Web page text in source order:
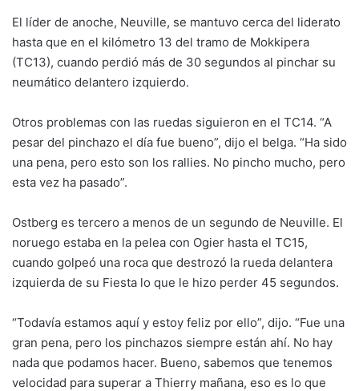
El líder de anoche, Neuville, se mantuvo cerca del liderato
hasta que en el kilómetro 13 del tramo de Mokkipera
(TC13), cuando perdió más de 30 segundos al pinchar su
neumático delantero izquierdo.
Otros problemas con las ruedas siguieron en el TC14. “A
pesar del pinchazo el día fue bueno”, dijo el belga. “Ha sido
una pena, pero esto son los rallies. No pincho mucho, pero
esta vez ha pasado”.
Ostberg es tercero a menos de un segundo de Neuville. El
noruego estaba en la pelea con Ogier hasta el TC15,
cuando golpeó una roca que destrozó la rueda delantera
izquierda de su Fiesta lo que le hizo perder 45 segundos.
“Todavía estamos aquí y estoy feliz por ello”, dijo. “Fue una
gran pena, pero los pinchazos siempre están ahí. No hay
nada que podamos hacer. Bueno, sabemos que tenemos
velocidad para superar a Thierry mañana, eso es lo que